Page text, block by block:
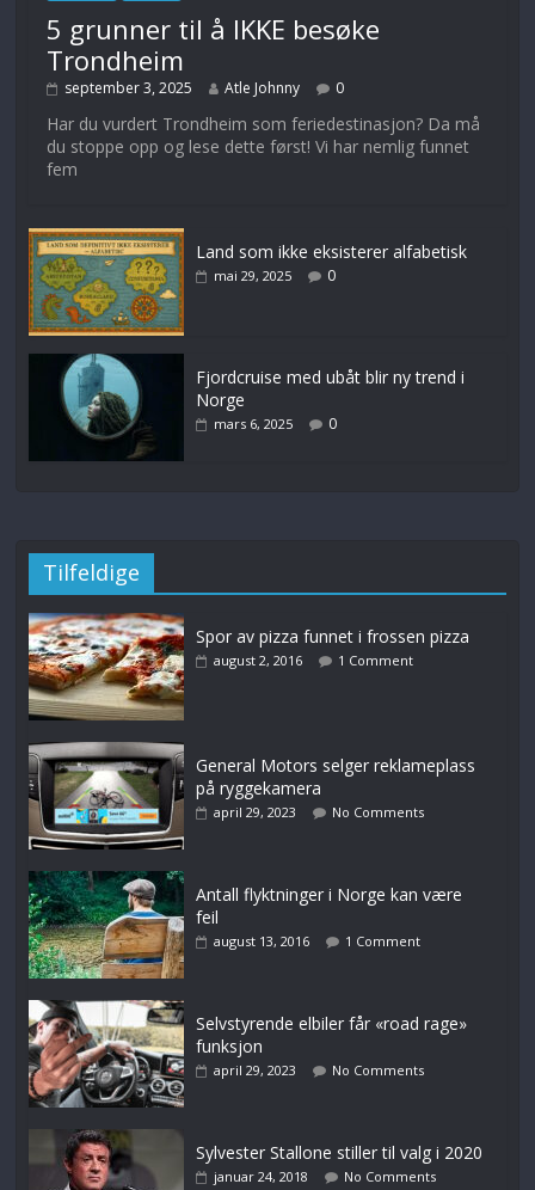
5 grunner til å IKKE besøke
Trondheim
september 3, 2025 Atle Johnny 0
Har du vurdert Trondheim som feriedestinasjon? Da må
du stoppe opp og lese dette først! Vi har nemlig funnet
fem
Land som ikke eksisterer alfabetisk
mai 29, 2025 0
Fjordcruise med ubåt blir ny trend i
Norge
mars 6, 2025 0
Tilfeldige
Spor av pizza funnet i frossen pizza
august 2, 2016 1 Comment
General Motors selger reklameplass
på ryggekamera
april 29, 2023 No Comments
Antall flyktninger i Norge kan være
feil
august 13, 2016 1 Comment
Selvstyrende elbiler får «road rage»
funksjon
april 29, 2023 No Comments
Sylvester Stallone stiller til valg i 2020
januar 24, 2018 No Comments